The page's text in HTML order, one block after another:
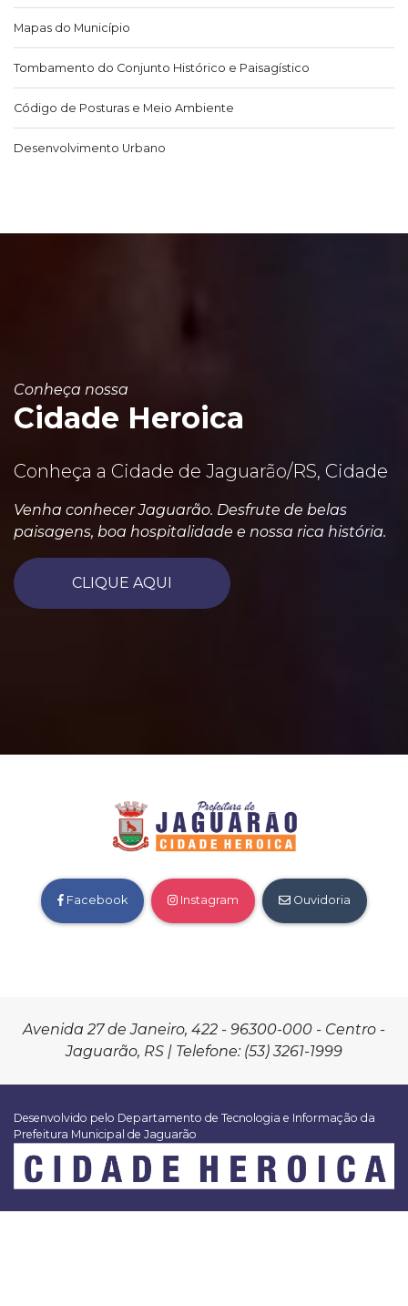
Mapas do Município
Tombamento do Conjunto Histórico e Paisagístico
Código de Posturas e Meio Ambiente
Desenvolvimento Urbano
Conheça nossa
Cidade Heroica
Conheça a Cidade de Jaguarão/RS, Cidade
Venha conhecer Jaguarão. Desfrute de belas
paisagens, boa hospitalidade e nossa rica história.
CLIQUE AQUI
Facebook Instagram Ouvidoria
Avenida 27 de Janeiro, 422 - 96300-000 - Centro -
Jaguarão, RS | Telefone: (53) 3261-1999
Desenvolvido pelo Departamento de Tecnologia e Informação da
Prefeitura Municipal de Jaguarão